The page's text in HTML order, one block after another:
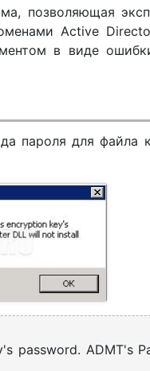
позволяющая
Active
в виде
пароля для файла
password. ADMT's